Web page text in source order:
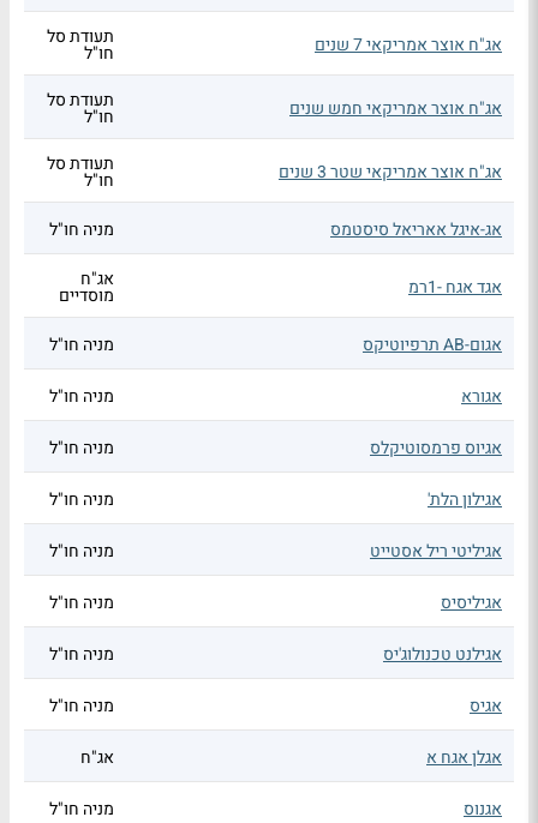
אג"ח אוצר אמריקאי 7 שנים תעודת סל
חו"ל
אג"ח אוצר אמריקאי חמש שנים תעודת סל
חו"ל
אג"ח אוצר אמריקאי שטר 3 שנים תעודת סל
חו"ל
אג-איגל אאריאל סיסטמס
מניה חו"ל
אגד אגח -1רמ אג"ח
מוסדיים
אגום-AB תרפיוטיקס
מניה חו"ל
אגורא מניה חו"ל
אגיוס פרמסוטיקלס מניה חו"ל
אגילון הלת' מניה חו"ל
אגיליטי ריל אסטייט מניה חו"ל
אגיליסיס מניה חו"ל
אגילנט טכנולוג'יס מניה חו"ל
אגיס מניה חו"ל
אגלן אגח א אג"ח
אגנוס מניה חו"ל